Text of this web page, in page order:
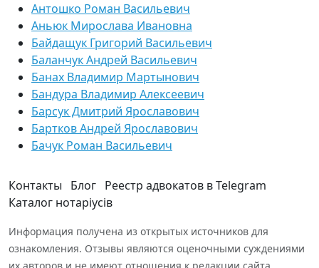
Антошко Роман Васильевич
Аньюк Мирослава Ивановна
Байдащук Григорий Васильевич
Баланчук Андрей Васильевич
Банах Владимир Мартынович
Бандура Владимир Алексеевич
Барсук Дмитрий Ярославович
Бартков Андрей Ярославович
Бачук Роман Васильевич
Контакты Блог Реестр адвокатов в Telegram
Каталог нотаріусів
Информация получена из открытых источников для
ознакомления. Отзывы являются оценочными суждениями